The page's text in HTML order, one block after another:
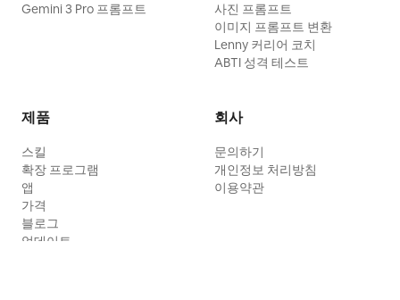
Gemini 3 Pro 프롬프트
사진 프롬프트
이미지 프롬프트 변환
Lenny 커리어 코치
ABTI 성격 테스트
제품
스킬
확장 프로그램
앱
가격
블로그
업데이트
회사
문의하기
개인정보 처리방침
이용약관